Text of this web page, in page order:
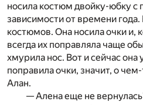
носила костюм двойку-юбку с
зависимости от времени
костюмов. Она носила очки и,
всегда их поправляла чаще
хмурила нос. Вот и сейчас она
поправила очки, значит, о
Алан.
— Алена еще не